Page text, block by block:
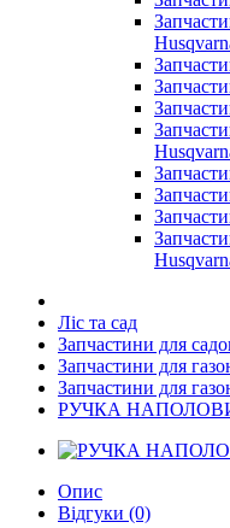
Ліс та сад
Запчастини для
Запчастини для
Запчастини для
РУЧКА
Опис
Відгуки (0)